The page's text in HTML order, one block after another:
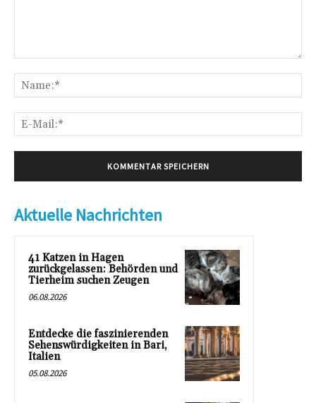
Aktuelle Nachrichten
41 Katzen in Hagen
zurückgelassen: Behörden und
Tierheim suchen Zeugen
06.08.2026
Entdecke die faszinierenden
Sehenswürdigkeiten in Bari,
Italien
05.08.2026